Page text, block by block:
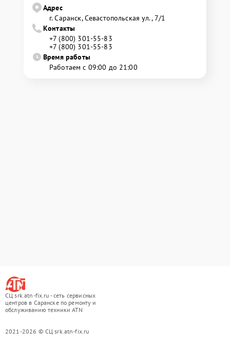
Адрес
г. Саранск, Севастопольская ул., 7/1
Контакты
+7 (800) 301-55-83
+7 (800) 301-55-83
Время работы
Работаем с 09:00 до 21:00
СЦ srk.atn-fix.ru - сеть сервисных
центров в Саранске по ремонту и
обслуживанию техники ATN
2021-2026 © СЦ srk.atn-fix.ru